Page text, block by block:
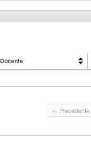
Docente
← Precedente